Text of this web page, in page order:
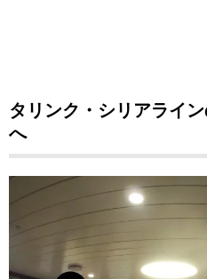
タリンク・シリアライ
へ